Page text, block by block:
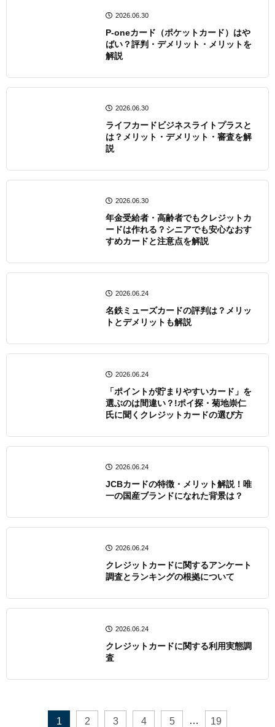
2026.06.30
P-oneカード（ポケットカード）はや
ばい？評判・デメリット・メリットを
解説
2026.06.30
ライフカードビジネスライトプラスと
は？メリット・デメリット・審査を解
説
2026.06.30
年金受給者・高齢者でもクレジットカ
ードは作れる？シニアでも安心なおす
すめカードと注意点を解説
2026.06.24
名鉄ミューズカードの評判​は？メリッ
トとデメリットも解説
2026.06.24
「ポイントが貯まりやすいカード」を
選ぶのは間違い？!ポイ探・菊地崇仁
氏に聞くクレジットカードの選び方
2026.06.24
JCBカードの特徴・メリット解説！唯
一の国産ブランドになれた背景は？
2026.06.24
クレジットカードに関するアンケート
調査とランキングの根拠について
2026.06.24
クレジットカードに関する利用実態調
査
1 2 3 4 5 … 19